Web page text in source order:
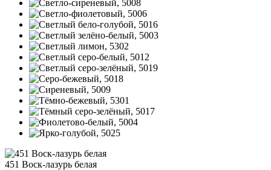
451 Воск-лазурь белая